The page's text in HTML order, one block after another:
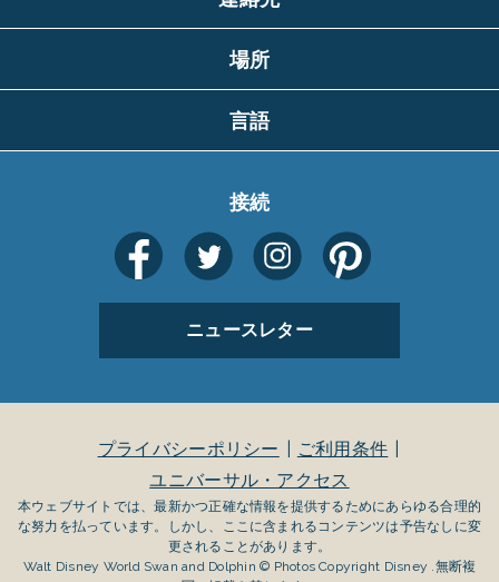
場所
言語
接続
ニュースレター
プライバシーポリシー
ご利用条件
ユニバーサル・アクセス
本ウェブサイトでは、最新かつ正確な情報を提供するためにあらゆる合理的
な努力を払っています。しかし、ここに含まれるコンテンツは予告なしに変
更されることがあります。
Walt Disney World Swan and Dolphin © Photos Copyright Disney .無断複